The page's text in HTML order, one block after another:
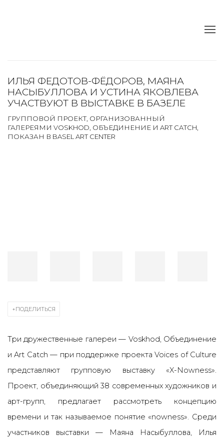
ИЛЬЯ ФЕДОТОВ-ФЁДОРОВ, МАЯНА
НАСЫБУЛЛОВА И УСТИНА ЯКОВЛЕВА
УЧАСТВУЮТ В ВЫСТАВКЕ В БАЗЕЛЕ
ГРУППОВОЙ ПРОЕКТ, ОРГАНИЗОВАННЫЙ
ГАЛЕРЕЯМИ VOSKHOD, ОБЪЕДИНЕНИЕ И ART CATCH,
ПОКАЗАН В BASEL ART CENTER
ПОДЕЛИТЬСЯ
Три дружественные галереи — Voskhod, Объединение
и Art Catch — при поддержке проекта Voices of Culture
представляют групповую выставку «X-Nowness».
Проект, объединяющий 38 современных художников и
арт-групп, предлагает рассмотреть концепцию
времени и так называемое понятие «nowness». Среди
участников выставки — Маяна Насыбуллова, Илья